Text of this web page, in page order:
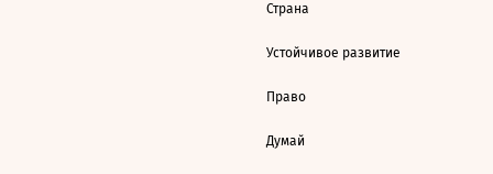
Страна
Устойчивое развитие
Право
Думай